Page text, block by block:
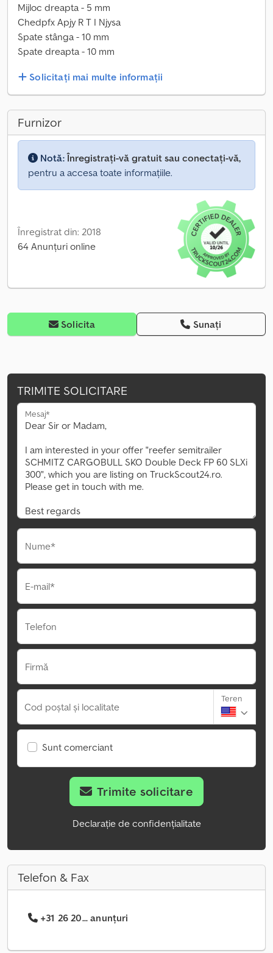
Mijloc dreapta - 5 mm
Chedpfx Apjy R T I Njysa
Spate stânga - 10 mm
Spate dreapta - 10 mm
Solicitați mai multe informații
Furnizor
Notă:Înregistrați-vă gratuit sau conectați-vă,
pentru a accesa toate informațiile.
Înregistrat din: 2018
64 Anunțuri online
Solicita Sunați
TRIMITE SOLICITARE
Mesaj*
Nume*
E-mail*
Telefon
Firmă
Cod poștal și localitate
Teren
Sunt comerciant
Trimite solicitare
Declarație de confidențialitate
Telefon & Fax
+31 26 20... anunțuri